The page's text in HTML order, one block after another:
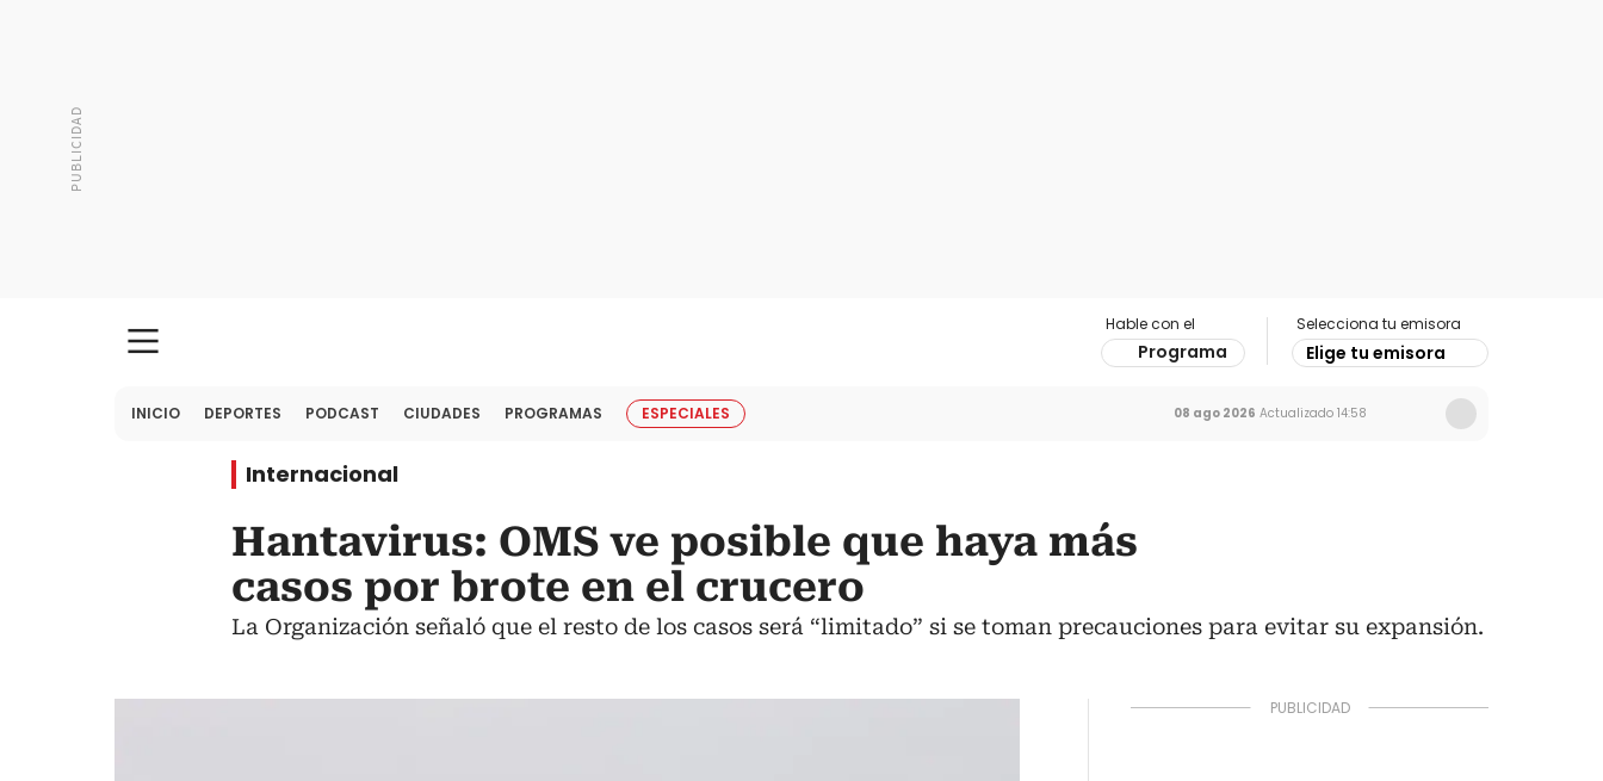
Hable con el
Programa
Selecciona tu emisora
Elige tu emisora
INICIO DEPORTES PODCAST CIUDADES PROGRAMAS ESPECIALES 08 ago 2026 Actualizado 14:58
Internacional
Hantavirus: OMS ve posible que haya más
casos por brote en el crucero
La Organización señaló que el resto de los casos será “limitado” si se toman precauciones para evitar su expansión.